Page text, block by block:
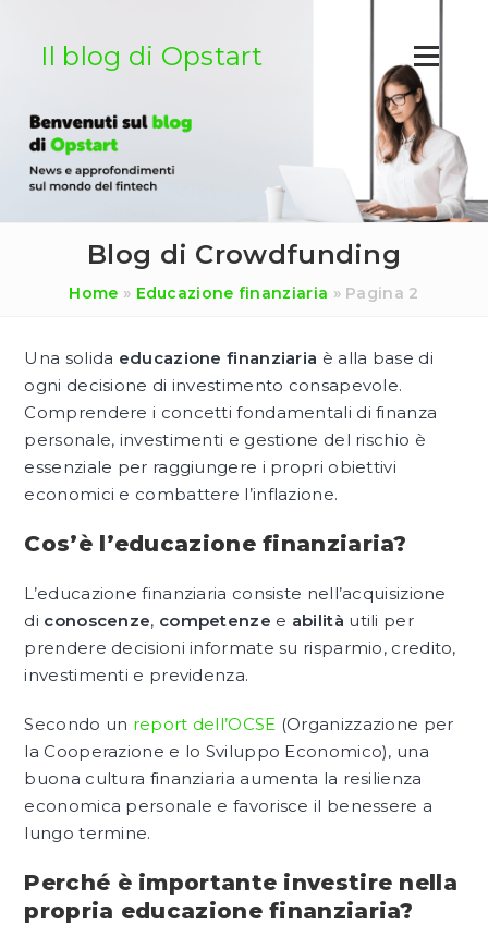
contenutoIl blog di Opstart
Blog di Crowdfunding
Home » Educazione finanziaria » Pagina 2
Una solida educazione finanziaria è alla base di
ogni decisione di investimento consapevole.
Comprendere i concetti fondamentali di finanza
personale, investimenti e gestione del rischio è
essenziale per raggiungere i propri obiettivi
economici e combattere l’inflazione.
Cos’è l’educazione finanziaria?
L’educazione finanziaria consiste nell’acquisizione
di conoscenze, competenze e abilità utili per
prendere decisioni informate su risparmio, credito,
investimenti e previdenza.
Secondo un report dell’OCSE (Organizzazione per
la Cooperazione e lo Sviluppo Economico), una
buona cultura finanziaria aumenta la resilienza
economica personale e favorisce il benessere a
lungo termine.
Perché è importante investire nella
propria educazione finanziaria?